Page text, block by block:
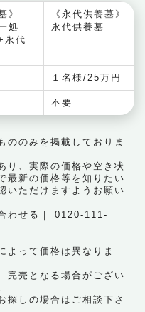
》
処
永代
《永代供養墓》
永代供養墓
１名様/25万円
不要
ののみを掲載しておりま
、実際の価格や空き状
最新の価格等を知りたい
いただけますようお願い
わせる｜ 0120-111-
よって価格は異なりま
完売となる場合がござい
探しの場合はご相談下さ